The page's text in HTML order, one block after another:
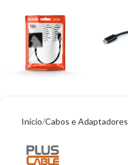
Início Cabos e Adaptadores